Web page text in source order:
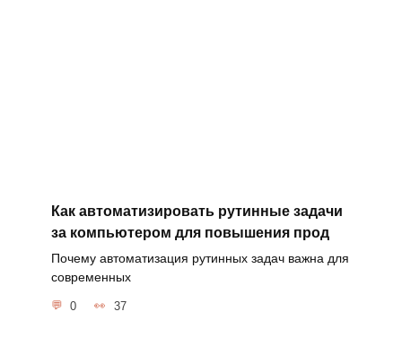
Как автоматизировать рутинные задачи
за компьютером для повышения прод
Почему автоматизация рутинных задач важна для
современных
0 37